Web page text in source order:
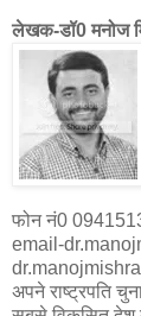
लेखक-डॉ0 मनोज
फोन नं0
email-
अपने राष्‍ट्रपति